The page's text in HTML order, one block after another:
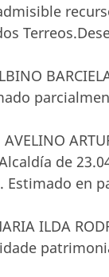
de
en
ILDA